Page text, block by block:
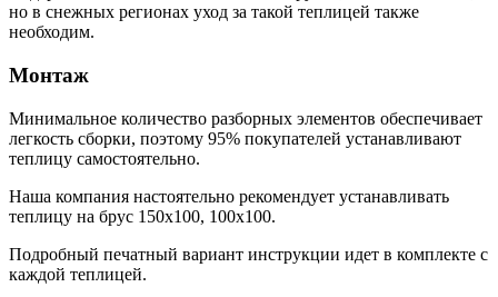
но в снежных регионах уход за такой теплицей также
необходим.
Монтаж
Минимальное количество разборных элементов обеспечивает
легкость сборки, поэтому 95% покупателей устанавливают
теплицу самостоятельно.
Наша компания настоятельно рекомендует устанавливать
теплицу на брус 150х100, 100х100.
Подробный печатный вариант инструкции идет в комплекте с
каждой теплицей.